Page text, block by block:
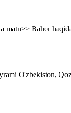
matn>> Bahor
O'zbekiston,